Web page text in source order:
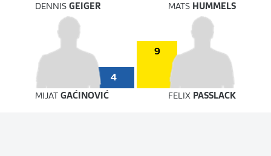
DENNIS GEIGER MATS HUMMELS
4
9
MIJAT GAĆINOVIĆ FELIX PASSLACK